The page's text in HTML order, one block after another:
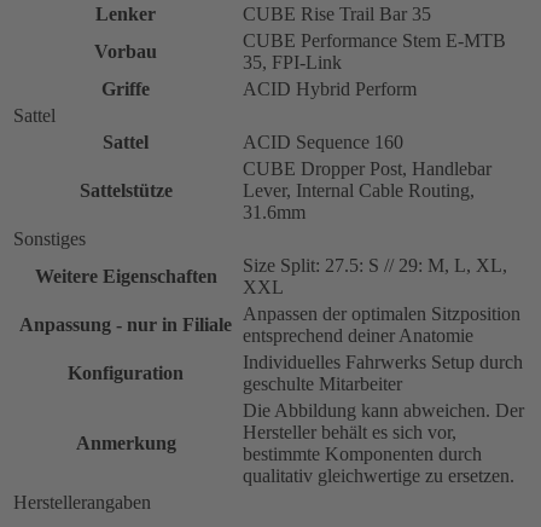
Lenker
CUBE Rise Trail Bar 35
Vorbau
CUBE Performance Stem E-MTB
35, FPI-Link
Griffe
ACID Hybrid Perform
Sattel
Sattel
ACID Sequence 160
Sattelstütze
CUBE Dropper Post, Handlebar
Lever, Internal Cable Routing,
31.6mm
Sonstiges
Weitere Eigenschaften
Size Split: 27.5: S // 29: M, L, XL,
XXL
Anpassung - nur in Filiale
Anpassen der optimalen Sitzposition
entsprechend deiner Anatomie
Konfiguration
Individuelles Fahrwerks Setup durch
geschulte Mitarbeiter
Anmerkung
Die Abbildung kann abweichen. Der
Hersteller behält es sich vor,
bestimmte Komponenten durch
qualitativ gleichwertige zu ersetzen.
Herstellerangaben